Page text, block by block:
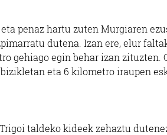
penaz hartu zuten Murgiaren
dutena. Izan ere, elur
gehiago egin behar izan zituzten.
eta 6 kilometro iraupen
taldeko kideek zehaztu